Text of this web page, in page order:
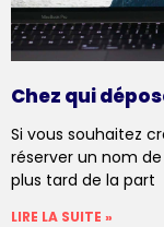
Chez qui
Si vous souhaitez
réserver un nom
plus tard de la part
LIRE LA SUITE »